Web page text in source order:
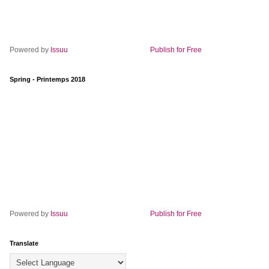
Powered by Issuu Publish for Free
Spring - Printemps 2018
Powered by Issuu Publish for Free
Translate